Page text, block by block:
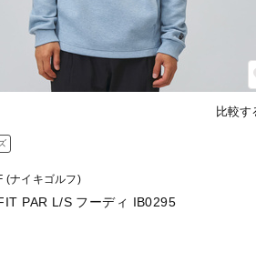
比較す
(ナイキゴルフ)
PAR L/S フーディ IB0295